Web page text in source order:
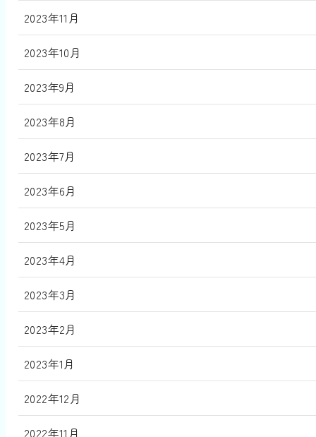
2023年11月
2023年10月
2023年9月
2023年8月
2023年7月
2023年6月
2023年5月
2023年4月
2023年3月
2023年2月
2023年1月
2022年12月
2022年11月